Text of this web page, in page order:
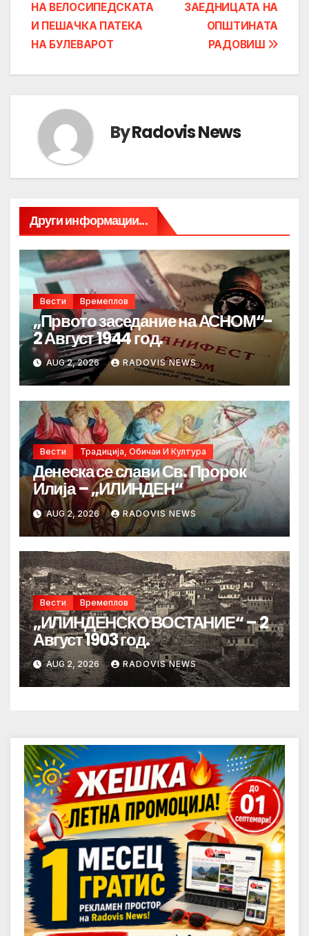
navigation
ЗАЕДНИЦАТА НА
ОПШТИНАТА
РАДОВИШ
НА ВЕЛОСИПЕДСКАТА
И ПЕШАЧКА ПАТЕКА
НА БУЛЕВАРОТ
ByRadovis News
Други информации...
Вести Времеплов
„Првото заседание на АСНОМ“-
2 Август 1944 год.
AUG 2, 2026 RADOVIS NEWS
Вести Традиција, Обичаи И Култура
Денеска се слави Св. Пророк
Илија – „ИЛИНДЕН“
AUG 2, 2026 RADOVIS NEWS
Вести Времеплов
„ИЛИНДЕНСКО ВОСТАНИЕ“ – 2
Август 1903 год.
AUG 2, 2026 RADOVIS NEWS